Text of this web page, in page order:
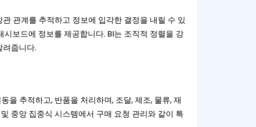
관계를 추적하고 정보에 입각한 결정을 내릴 수 있
보드에 정보를 제공합니다. BI는 조직적 정렬을 강
줍니다.
을 추적하고, 반품을 처리하며, 조달, 제조, 물류, 재
중앙 집중식 시스템에서 구매 요청 관리와 같이 특